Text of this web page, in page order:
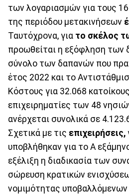
των λογαριασμών για τους
της περιόδου μετακινήσεων
Ταυτόχρονα, για το σκέλος
προωθείται η εξόφληση των
σύνολο των δαπανών που
έτος 2022 και το
Κόστους για 32.068
επιχειρηματίες των 48
ανέρχεται συνολικά σε
Σχετικά με τις επιχειρήσεις,
υποβλήθηκαν για το Α
εξέλιξη η διαδικασία των
σώρευση κρατικών
νομιμότητας υποβαλλόμενων